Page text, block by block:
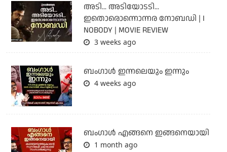
അടി... അടിയോടടി...
ഇതൊരൊന്നൊന്നര നോബഡി | I
NOBODY | MOVIE REVIEW
3 weeks ago
ബംഗാള്‍ ഇന്നലെയും ഇന്നും
4 weeks ago
ബം​ഗാൾ എങ്ങനെ ഇങ്ങനെയായി
1 month ago